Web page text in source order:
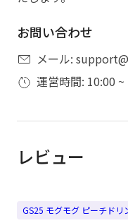
お問い合わせ
メール:
運営時間: 10:00 ~
レビュー
GS25 モグモグ ピーチド